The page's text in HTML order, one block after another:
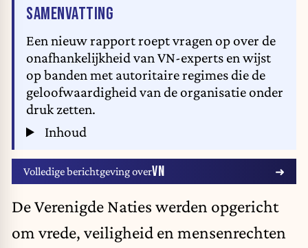
SAMENVATTING
Een nieuw rapport roept vragen op over de
onafhankelijkheid van VN-experts en wijst
op banden met autoritaire regimes die de
geloofwaardigheid van de organisatie onder
druk zetten.
Inhoud
Volledige berichtgeving overVN
De Verenigde Naties werden opgericht
om vrede, veiligheid en mensenrechten